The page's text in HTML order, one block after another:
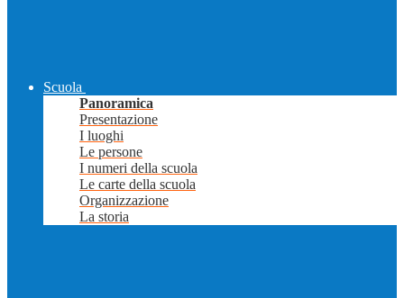
Scuola
Panoramica
Presentazione
I luoghi
Le persone
I numeri della scuola
Le carte della scuola
Organizzazione
La storia